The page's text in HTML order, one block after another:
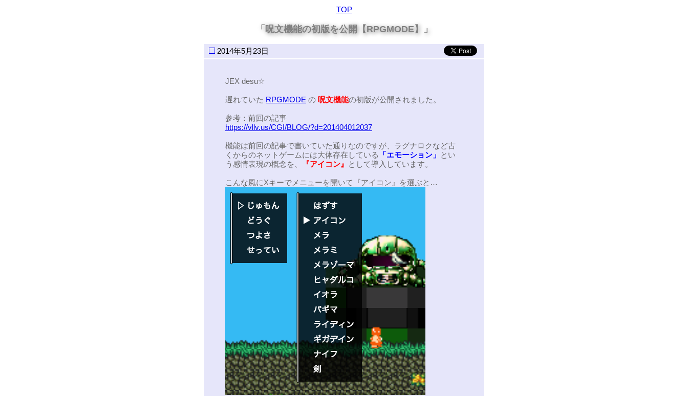
TOP
「呪文機能の初版を公開【RPGMODE】」
□ 2014年5月23日
JEX desu☆
遅れていた RPGMODE の 呪文機能の初版が公開されました。
参考：前回の記事
https://vllv.us/CGI/BLOG/?d=201404012037
機能は前回の記事で書いていた通りなのですが、ラグナロクなど古
くからのネットゲームには大体存在している
「エモーション」 とい
う感情表現の概念を、
『アイコン』 として導入しています。
こんな風にXキーでメニューを開いて『アイコン』を選ぶと…